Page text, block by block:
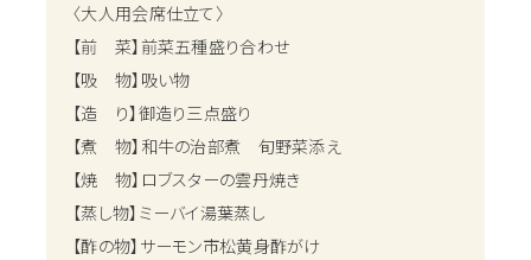
〈大人用会席仕立て〉
【前 菜】前菜五種盛り合わせ
【吸 物】吸い物
【造 り】御造り三点盛り
【煮 物】和牛の治部煮 旬野菜添え
【焼 物】ロブスターの雲丹焼き
【蒸し物】ミーバイ湯葉蒸し
【酢の物】サーモン市松黄身酢がけ